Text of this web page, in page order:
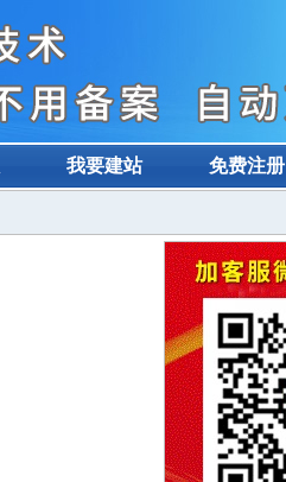
我要建站 免费注册